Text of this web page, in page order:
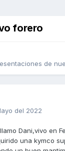
forero
de
del 2022
Dani,vivo en
una kymco